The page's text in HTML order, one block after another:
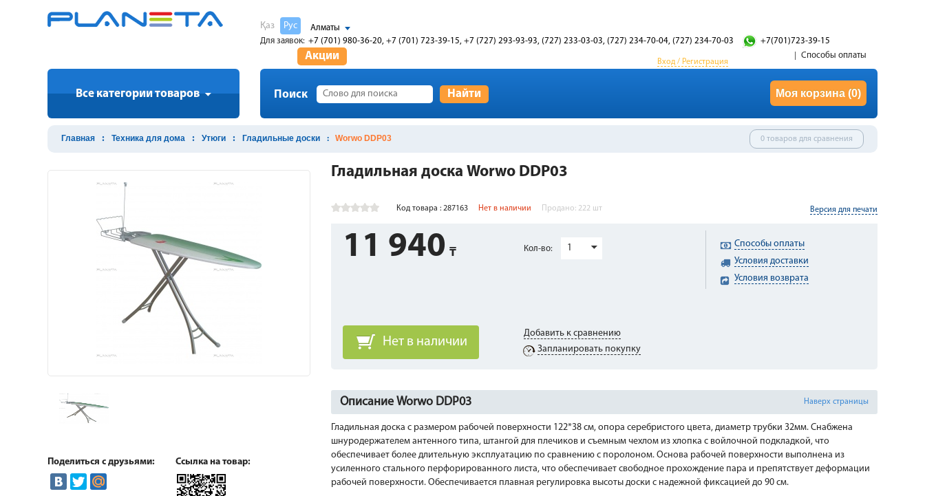
Қаз Рус
Алматы
Для заявок: +7 (701) 980-36-20, +7 (701) 723-39-15, +7 (727) 293-93-93, (727) 233-03-03, (727) 234-70-04, (727) 234-70-03 +7(701)723-39-15
Вход / Регистрация
Акции Способы оплаты
Все категории товаров Поиск Найти Моя корзина (0)
Главная Техника для дома Утюги Гладильные доски Worwo DDP03 0 товаров для сравнения
Поделиться с друзьями: Ссылка на товар:
Гладильная доска Worwo DDP03
Код товара : 287163 Нет в наличии Продано: 222 шт Версия для печати
11 940
Нет в наличии
Кол-во: 1
Добавить к сравнению
Запланировать покупку
Способы оплаты
Условия доставки
Условия возврата
Описание Worwo DDP03 Наверх страницы
Гладильная доска с размером рабочей поверхности 122*38 см, опора серебристого цвета, диаметр трубки 32мм. Снабжена
шнуродержателем антенного типа, штангой для плечиков и съемным чехлом из хлопка с войлочной подкладкой, что
обеспечивает более длительную эксплуатацию по сравнению с поролоном. Основа рабочей поверхности выполнена из
усиленного стального перфорированного листа, что обеспечивает свободное прохождение пара и препятствует деформации
рабочей поверхности. Обеспечивается плавная регулировка высоты доски с надежной фиксацией до 90 см.